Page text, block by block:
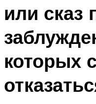
ОЧИСТКА
или сказ
которых